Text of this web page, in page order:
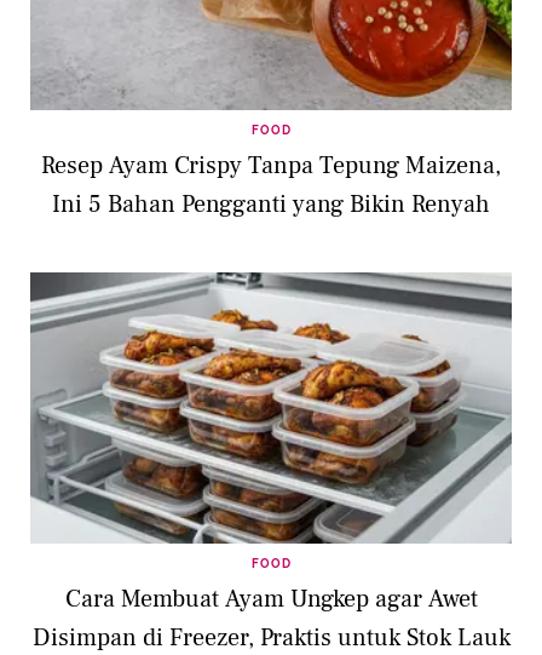
FOOD
Resep Ayam Crispy Tanpa Tepung Maizena,
Ini 5 Bahan Pengganti yang Bikin Renyah
FOOD
Cara Membuat Ayam Ungkep agar Awet
Disimpan di Freezer, Praktis untuk Stok Lauk